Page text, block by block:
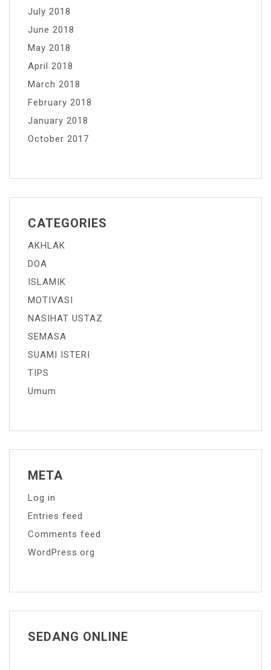
July 2018
June 2018
May 2018
April 2018
March 2018
February 2018
January 2018
October 2017
CATEGORIES
AKHLAK
DOA
ISLAMIK
MOTIVASI
NASIHAT USTAZ
SEMASA
SUAMI ISTERI
TIPS
Umum
META
Log in
Entries feed
Comments feed
WordPress.org
SEDANG ONLINE